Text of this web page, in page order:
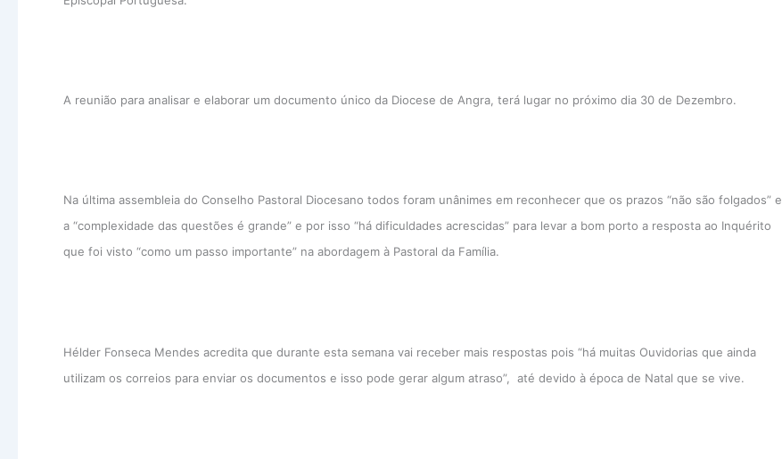
A reunião para analisar e elaborar um documento único da Diocese de Angra, terá lugar no próximo dia 30 de Dezembro.
Na última assembleia do Conselho Pastoral Diocesano todos foram unânimes em reconhecer que os prazos “não são folgados” e
a “complexidade das questões é grande” e por isso “há dificuldades acrescidas” para levar a bom porto a resposta ao Inquérito
que foi visto “como um passo importante” na abordagem à Pastoral da Família.
Hélder Fonseca Mendes acredita que durante esta semana vai receber mais respostas pois “há muitas Ouvidorias que ainda
utilizam os correios para enviar os documentos e isso pode gerar algum atraso”, até devido à época de Natal que se vive.